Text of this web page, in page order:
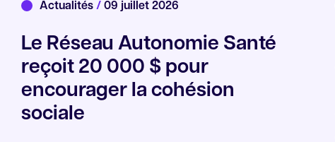
Actualités / 09 juillet 2026
Le Réseau Autonomie Santé
reçoit 20 000 $ pour
encourager la cohésion
sociale